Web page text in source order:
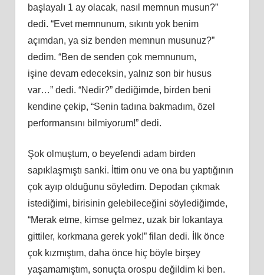
başlayalı 1 ay olacak, nasıl memnun musun?”
dedi. “Evet memnunum, sıkıntı yok benim
açımdan, ya siz benden memnun musunuz?”
dedim. “Ben de senden çok memnunum,
işinedevam edeceksin, yalnız son bir husus
var…” dedi. “Nedir?” dediğimde, birden beni
kendine çekip, “Senin tadına bakmadım, özel
performansını bilmiyorum!” dedi.
Şokolmuştum, o beyefendi adam birden
sapıklaşmıştı sanki. İttim onu ve ona bu yaptığının
çok ayıp olduğunu söyledim. Depodan çıkmak
istediğimi, birisinin gelebileceğini söylediğimde,
“Merak etme, kimse gelmez, uzak bir lokantaya
gittiler, korkmana gerek yok!” filan dedi. İ
lkönce
çok kızmıştım, daha önce hiç böyle birşey
yaşamamıştım, sonuçta orospu değildim ki ben.